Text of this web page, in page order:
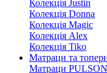
Колекція Justin
Колекція Donna
Колекція Magic
Колекція Alex
Колекція Tiko
Матраци та
Матраци PULSON